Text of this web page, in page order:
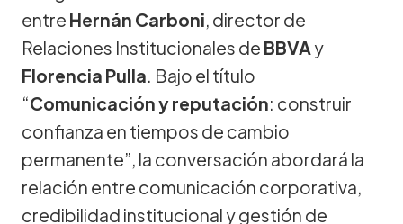
entre Hernán Carboni, director de
Relaciones Institucionales de BBVA y
Florencia Pulla. Bajo el título
“Comunicación y reputación: construir
confianza en tiempos de cambio
permanente”, la conversación abordará la
relación entre comunicación corporativa,
credibilidad institucional y gestión de